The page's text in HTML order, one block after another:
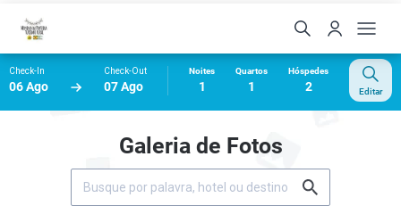
Check-In
06 Ago
Check-Out
07 Ago
Noites
1
Quartos
1
Hóspedes
2 Editar
Galeria de Fotos